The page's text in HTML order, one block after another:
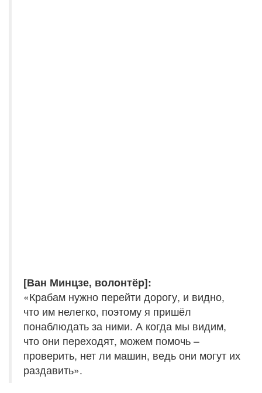
[Ван Минцзе, волонтёр]:
«Крабам нужно перейти дорогу, и видно,
что им нелегко, поэтому я пришёл
понаблюдать за ними. А когда мы видим,
что они переходят, можем помочь –
проверить, нет ли машин, ведь они могут их
раздавить».